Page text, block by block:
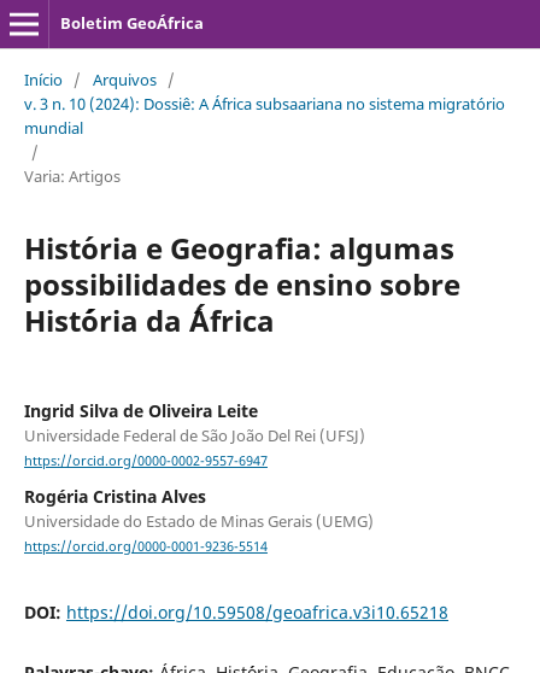
Boletim GeoÁfrica
Início / Arquivos /
v. 3 n. 10 (2024): Dossiê: A África subsaariana no sistema migratório
mundial
/
Varia: Artigos
Hist´oria e Geografia: algumas
possibilidades de ensino sobre
Hist´ória da ´África
Ingrid Silva de Oliveira Leite
Universidade Federal de São João Del Rei (UFSJ)
https://orcid.org/0000-0002-9557-6947
Rogéria Cristina Alves
Universidade do Estado de Minas Gerais (UEMG)
https://orcid.org/0000-0001-9236-5514
DOI: https://doi.org/10.59508/geoafrica.v3i10.65218